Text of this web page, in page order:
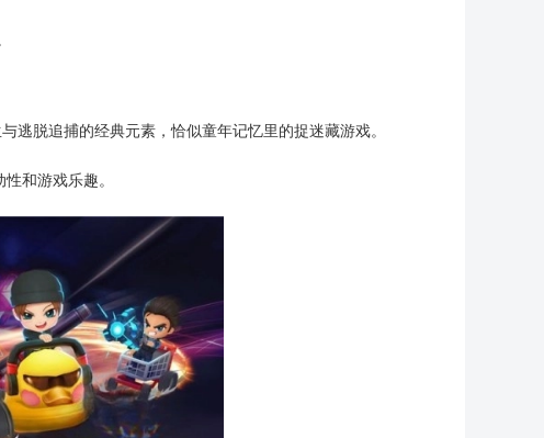
逃脱追捕的经典元素，恰似童年记忆里的捉迷藏游戏。
和游戏乐趣。